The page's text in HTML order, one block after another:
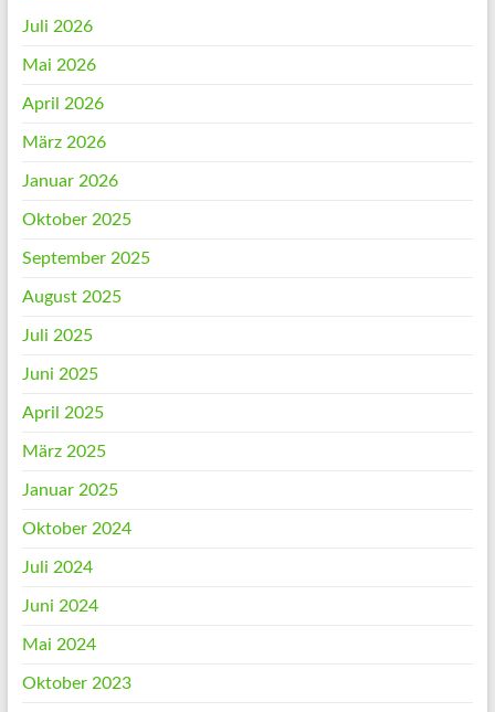
Juli 2026
Mai 2026
April 2026
März 2026
Januar 2026
Oktober 2025
September 2025
August 2025
Juli 2025
Juni 2025
April 2025
März 2025
Januar 2025
Oktober 2024
Juli 2024
Juni 2024
Mai 2024
Oktober 2023